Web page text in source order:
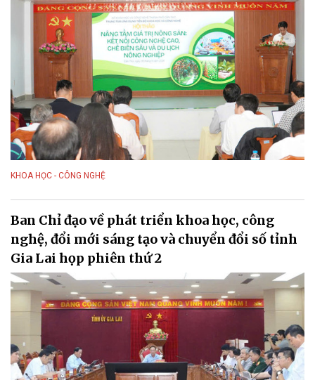
KHOA HỌC - CÔNG NGHỆ
Ban Chỉ đạo về phát triển khoa học, công
nghệ, đổi mới sáng tạo và chuyển đổi số tỉnh
Gia Lai họp phiên thứ 2